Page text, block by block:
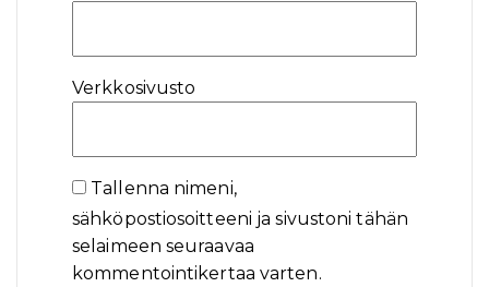
Verkkosivusto
Tallenna nimeni,
sähköpostiosoitteeni ja sivustoni tähän
selaimeen seuraavaa
kommentointikertaa varten.